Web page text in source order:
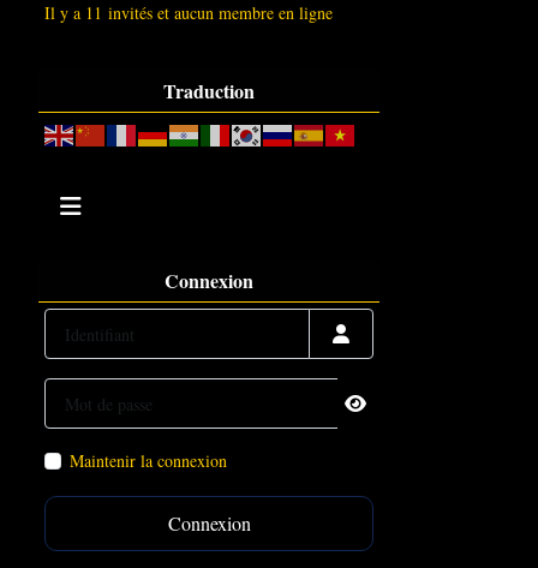
Il y a 11 invités et aucun membre en ligne
Traduction
Connexion
Identifiant
Mot de passe
Maintenir la connexion
Connexion